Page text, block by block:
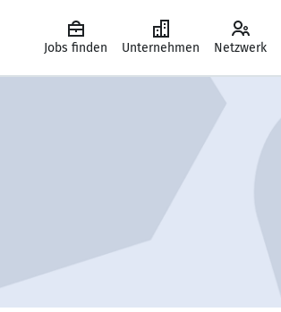
Jobs finden Unternehmen Netzwerk